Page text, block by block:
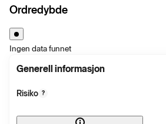
Ordredybde
Ingen data funnet
Generell informasjon
Risiko ?